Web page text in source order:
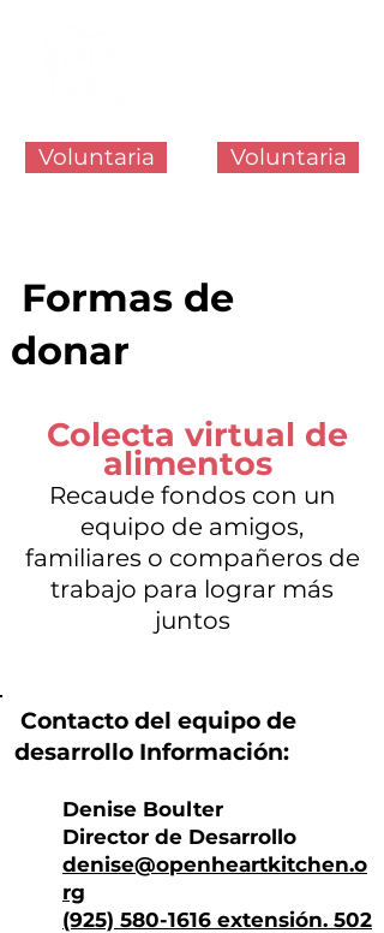
Voluntaria Voluntaria
Formas de
donar
Colecta virtual de
alimentos
Recaude fondos con un
equipo de amigos,
familiares o compañeros de
trabajo para lograr más
juntos
Contacto del equipo de
desarrollo Información:
Denise Boulter
Director de Desarrollo
denise@openheartkitchen.o
rg
(925) 580-1616 extensión. 502